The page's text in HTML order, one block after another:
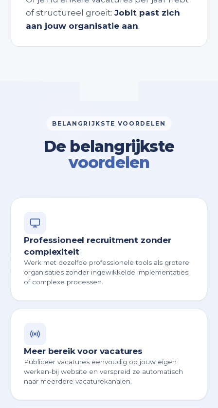
of structureel groeit:Jobit past zich
aan jouw organisatie aan.
BELANGRIJKSTE VOORDELEN
De belangrijkste
voordelen
Professioneel recruitment zonder
complexiteit
Werk met dezelfde professionele tools als grotere
organisaties zonder ingewikkelde implementaties
of complexe processen.
Meer bereik voor vacatures
Publiceer vacatures eenvoudig op jouw eigen
werken-bij website en verspreid ze automatisch
naar meerdere vacaturekanalen.